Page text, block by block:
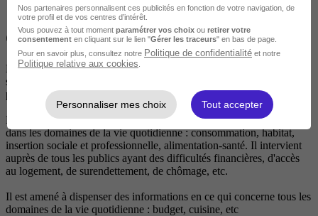
Objectifs
Lutter contre l'exclusion sociale en accompagnant les personnes qui
se trouvent dans une situation précaire, c'est le quotidien de ce
professionnel du social.
Le conseiller en économie sociale familiale voit son action ancrée
dans les domaines de la vie quotidienne : consommation, habitat,
insertion sociale et professionnelle, alimentation-santé. Il intervient
auprès de tous les publics ayant des difficultés financières, d'accès
au logement, de surendettement, de chômage, etc.
Il est amené à dispenser des informations en ce qui concerne tous les
domaines de la vie quotidienne : budget, cuisine, etc
Nos partenaires personnalisent ces publicités en fonction de votre navigation, de
votre profil et de vos centres d’intérêt.
Vous pouvez à tout moment paramétrer vos choix ou retirer votre
consentement en cliquant sur le lien "Gérer les traceurs" en bas de page.
Pour en savoir plus, consultez notre Politique de confidentialité et notre
Politique relative aux cookies
Personnaliser mes choix Tout accepter